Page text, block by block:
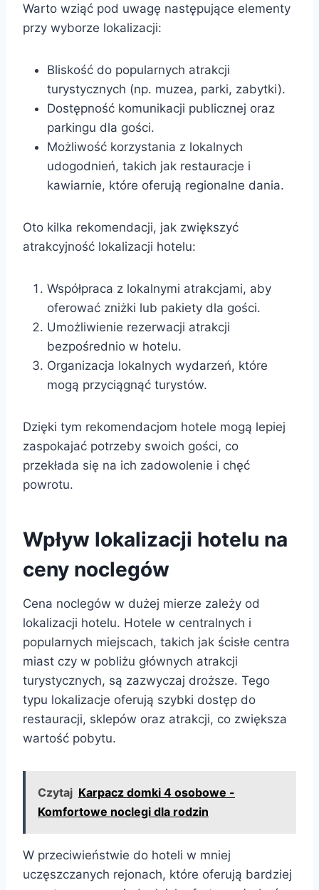
Warto wziąć pod uwagę następujące elementy
przy wyborze lokalizacji:
Bliskość do popularnych atrakcji
turystycznych (np. muzea, parki, zabytki).
Dostępność komunikacji publicznej oraz
parkingu dla gości.
Możliwość korzystania z lokalnych
udogodnień, takich jak restauracje i
kawiarnie, które oferują regionalne dania.
Oto kilka rekomendacji, jak zwiększyć
atrakcyjność lokalizacji hotelu:
Współpraca z lokalnymi atrakcjami, aby
oferować zniżki lub pakiety dla gości.
Umożliwienie rezerwacji atrakcji
bezpośrednio w hotelu.
Organizacja lokalnych wydarzeń, które
mogą przyciągnąć turystów.
Dzięki tym rekomendacjom hotele mogą lepiej
zaspokajać potrzeby swoich gości, co
przekłada się na ich zadowolenie i chęć
powrotu.
Wpływ lokalizacji hotelu na
ceny noclegów
Cena noclegów w dużej mierze zależy od
lokalizacji hotelu. Hotele w centralnych i
popularnych miejscach, takich jak ścisłe centra
miast czy w pobliżu głównych atrakcji
turystycznych, są zazwyczaj droższe. Tego
typu lokalizacje oferują szybki dostęp do
restauracji, sklepów oraz atrakcji, co zwiększa
wartość pobytu.
Czytaj Karpacz domki 4 osobowe -
Komfortowe noclegi dla rodzin
W przeciwieństwie do hoteli w mniej
uczęszczanych rejonach, które oferują bardziej